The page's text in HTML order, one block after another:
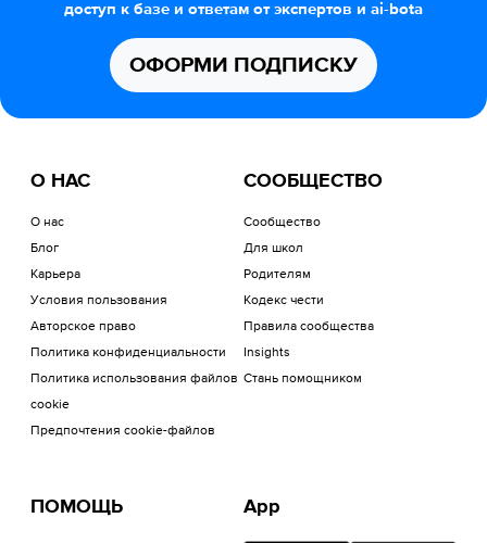
доступ к базе и ответам от экспертов и ai-bota
ОФОРМИ ПОДПИСКУ
О НАС
О нас
Блог
Карьера
Условия пользования
Авторское право
Политика конфиденциальности
Политика использования файлов
cookie
Предпочтения cookie-файлов
СООБЩЕСТВО
Сообщество
Для школ
Родителям
Кодекс чести
Правила сообщества
Insights
Стань помощником
ПОМОЩЬ App